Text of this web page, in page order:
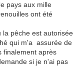
le pays aux mille
ont été
la pêche est autorisée
qui m'a assurée de
finalement après
si je n'ai pas